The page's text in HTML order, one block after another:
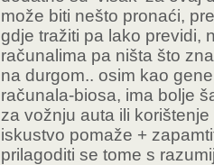
može biti nešto pronaći,
gdje tražiti pa lako previdi,
računalima pa ništa što
na durgom.. osim kao
računala-biosa, ima bolje
za vožnju auta ili
iskustvo pomaže +
prilagoditi se tome s